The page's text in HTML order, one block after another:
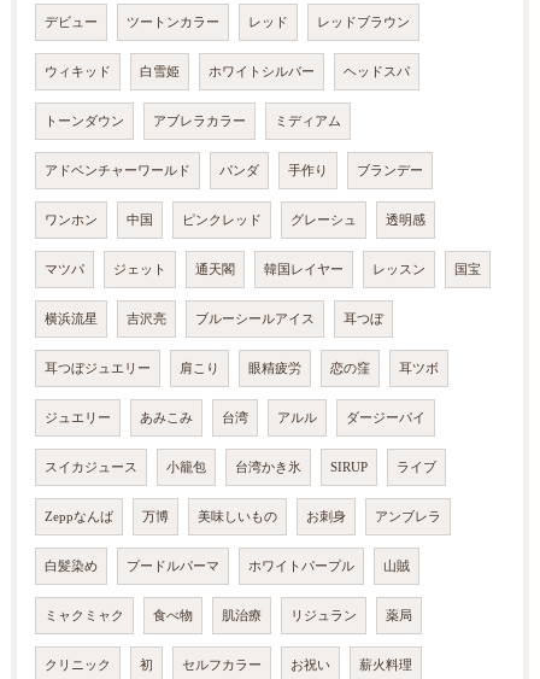
デビュー ツートンカラー レッド レッドブラウン
ウィキッド 白雪姫 ホワイトシルバー ヘッドスパ
トーンダウン アブレラカラー ミディアム
アドベンチャーワールド パンダ 手作り ブランデー
ワンホン 中国 ピンクレッド グレーシュ 透明感
マツパ ジェット 通天閣 韓国レイヤー レッスン 国宝
横浜流星 吉沢亮 ブルーシールアイス 耳つぼ
耳つぼジュエリー 肩こり 眼精疲労 恋の窪 耳ツボ
ジュエリー あみこみ 台湾 アルル ダージーパイ
スイカジュース 小籠包 台湾かき氷 SIRUP ライブ
Zeppなんば 万博 美味しいもの お刺身 アンブレラ
白髪染め プードルパーマ ホワイトパープル 山賊
ミャクミャク 食べ物 肌治療 リジュラン 薬局
クリニック 初 セルフカラー お祝い 薪火料理